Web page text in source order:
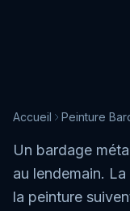
Accueil Peinture
Un bardage
au lendemain.
la peinture